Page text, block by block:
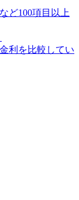
ど100項目以上
利を比較してい